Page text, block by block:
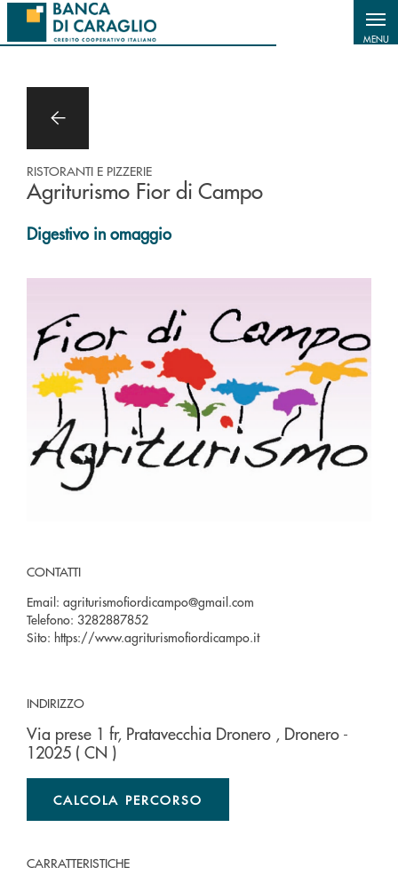
Salta al contenuto principale
MENU
RISTORANTI E PIZZERIE
Agriturismo Fior di Campo
Digestivo in omaggio
CONTATTI
Email: agriturismofiordicampo@gmail.com
Telefono: 3282887852
Sito: https://www.agriturismofiordicampo.it
INDIRIZZO
Via prese 1 fr, Pratavecchia Dronero , Dronero -
12025 ( CN )
CALCOLA PERCORSO
CARRATTERISTICHE